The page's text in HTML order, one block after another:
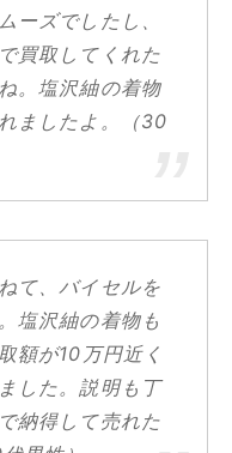
ーズでしたし、
買取してくれた
。塩沢紬の着物
ましたよ。（30
て、バイセルを
塩沢紬の着物も
額が10万円近く
した。説明も丁
納得して売れた